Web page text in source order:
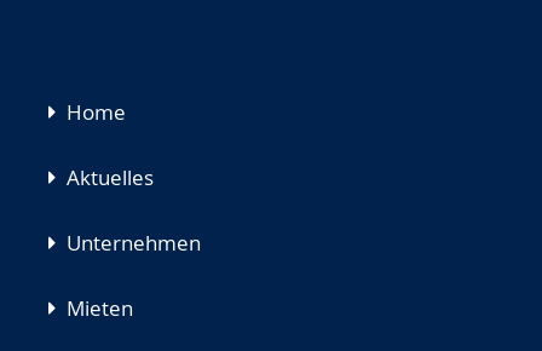
Navigation
Home
Aktuelles
Unternehmen
Mieten